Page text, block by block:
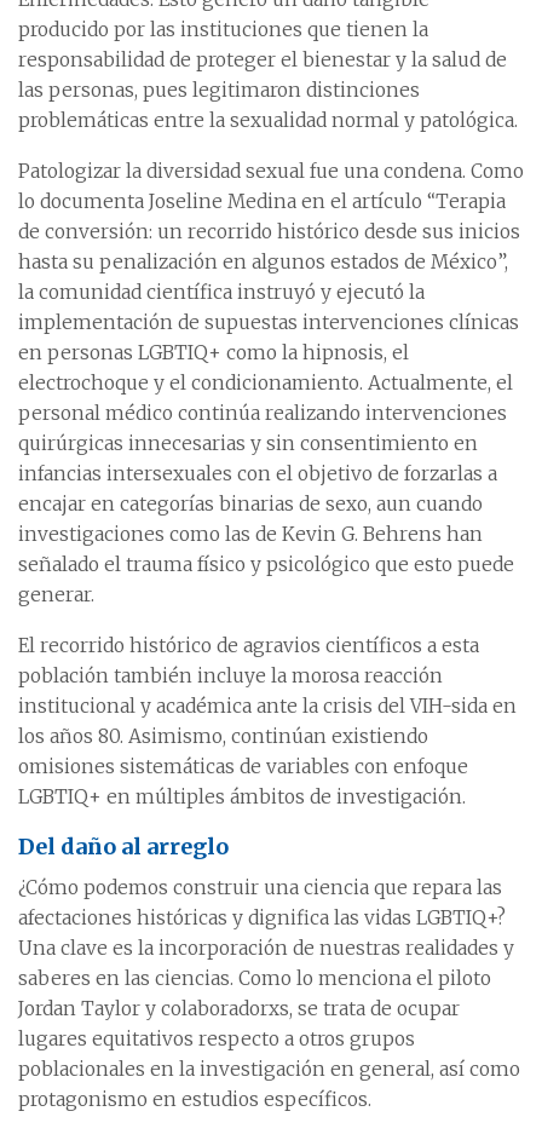
producido por las instituciones que tienen la
responsabilidad de proteger el bienestar y la salud de
las personas, pues legitimaron distinciones
problemáticas entre la sexualidad normal y patológica.
Patologizar la diversidad sexual fue una condena. Como
lo documenta Joseline Medina en el artículo “Terapia
de conversión: un recorrido histórico desde sus inicios
hasta su penalización en algunos estados de México”,
la comunidad científica instruyó y ejecutó la
implementación de supuestas intervenciones clínicas
en personas LGBTIQ+ como la hipnosis, el
electrochoque y el condicionamiento. Actualmente, el
personal médico continúa realizando intervenciones
quirúrgicas innecesarias y sin consentimiento en
infancias intersexuales con el objetivo de forzarlas a
encajar en categorías binarias de sexo, aun cuando
investigaciones como las de Kevin G. Behrens han
señalado el trauma físico y psicológico que esto puede
generar.
El recorrido histórico de agravios científicos a esta
población también incluye la morosa reacción
institucional y académica ante la crisis del VIH-sida en
los años 80. Asimismo, continúan existiendo
omisiones sistemáticas de variables con enfoque
LGBTIQ+ en múltiples ámbitos de investigación.
Del daño al arreglo
¿Cómo podemos construir una ciencia que repara las
afectaciones históricas y dignifica las vidas LGBTIQ+?
Una clave es la incorporación de nuestras realidades y
saberes en las ciencias. Como lo menciona el piloto
Jordan Taylor y colaboradorxs, se trata de ocupar
lugares equitativos respecto a otros grupos
poblacionales en la investigación en general, así como
protagonismo en estudios específicos.